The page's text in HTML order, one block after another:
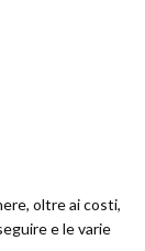
oltre ai costi,
e le varie